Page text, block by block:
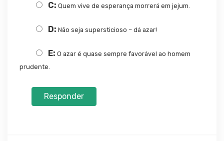
C: Quem vive de esperança morrerá em jejum.
D: Não seja supersticioso – dá azar!
E: O azar é quase sempre favorável ao homem
prudente.
Responder